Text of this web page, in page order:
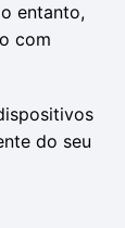
entanto,
com
do seu